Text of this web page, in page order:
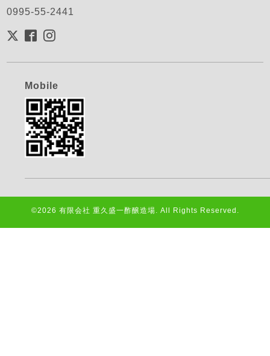
0995-55-2441
Mobile
©2026 有限会社 重久盛一酢醸造場. All Rights Reserved.